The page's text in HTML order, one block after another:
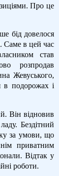
Про це
бід довелося
Саме в цей час
став
розпродав
Жевуського,
в подорожах і
Він відновив
Бездітний
за умови, що
приватним
Відтак у
роботи.